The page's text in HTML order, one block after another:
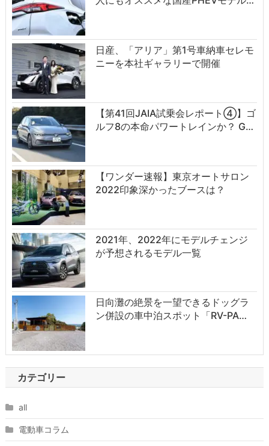
日産、「アリア」第1号車納車セレモ
ニーを本社ギャラリーで開催
【第41回JAIA試乗会レポート④】ゴ
ルフ8の本命パワートレインか？ G…
【ワンダー速報】東京オートサロン
2022印象深かったブースは？
2021年、2022年にモデルチェンジ
が予想されるモデル一覧
日向灘の絶景を一望できるドッグラ
ン併設の車中泊スポット「RV-PA…
カテゴリー
all
電動車コラム